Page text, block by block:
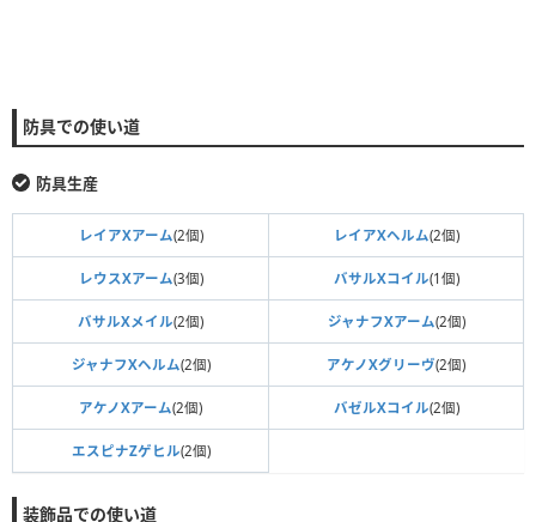
防具での使い道
防具生産
レイアXアーム(2個) レイアXヘルム(2個)
レウスXアーム(3個) バサルXコイル(1個)
バサルXメイル(2個) ジャナフXアーム(2個)
ジャナフXヘルム(2個) アケノXグリーヴ(2個)
アケノXアーム(2個) バゼルXコイル(2個)
エスピナZゲヒル(2個)
装飾品での使い道